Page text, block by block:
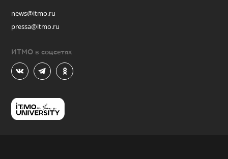
news@itmo.ru
pressa@itmo.ru
ИТМО в соцсетях